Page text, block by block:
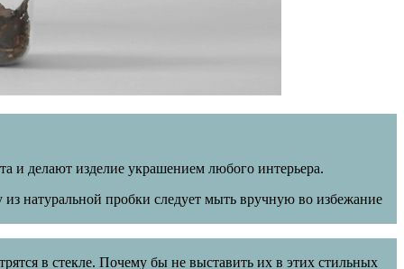
и делают изделие украшением любого интерьера.
натуральной пробки следует мыть вручную во избежание
в стекле. Почему бы не выставить их в этих стильных